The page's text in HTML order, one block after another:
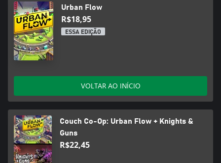
Urban Flow
R$18,95
ESSA EDIÇÃO
VOLTAR AO INÍCIO
Couch Co-Op: Urban Flow + Knights &
Guns
R$22,45